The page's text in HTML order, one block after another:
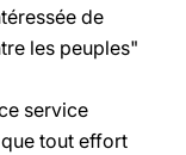
de
les peuples"
service
tout effort